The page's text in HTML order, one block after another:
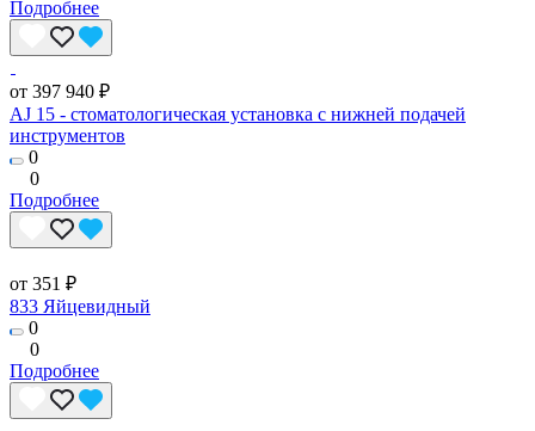
Подробнее
от 397 940 ₽
AJ 15 - стоматологическая установка с нижней подачей
инструментов
0
0
Подробнее
от 351 ₽
833 Яйцевидный
0
0
Подробнее